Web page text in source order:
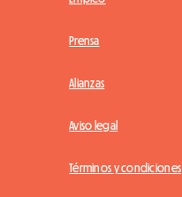
Prensa
Alianzas
Aviso legal
Términos y condiciones